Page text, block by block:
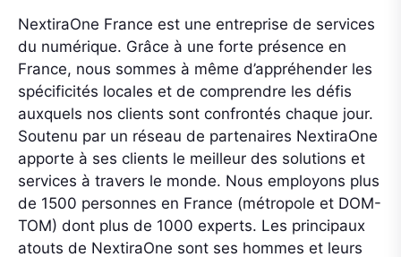
NextiraOne France est une entreprise de services
du numérique. Grâce à une forte présence en
France, nous sommes à même d’appréhender les
spécificités locales et de comprendre les défis
auxquels nos clients sont confrontés chaque jour.
Soutenu par un réseau de partenaires NextiraOne
apporte à ses clients le meilleur des solutions et
services à travers le monde. Nous employons plus
de 1500 personnes en France (métropole et DOM-
TOM) dont plus de 1000 experts. Les principaux
atouts de NextiraOne sont ses hommes et leurs